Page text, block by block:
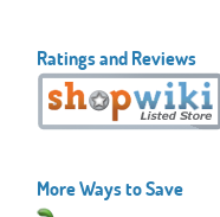
Ratings and Reviews
More Ways to Save